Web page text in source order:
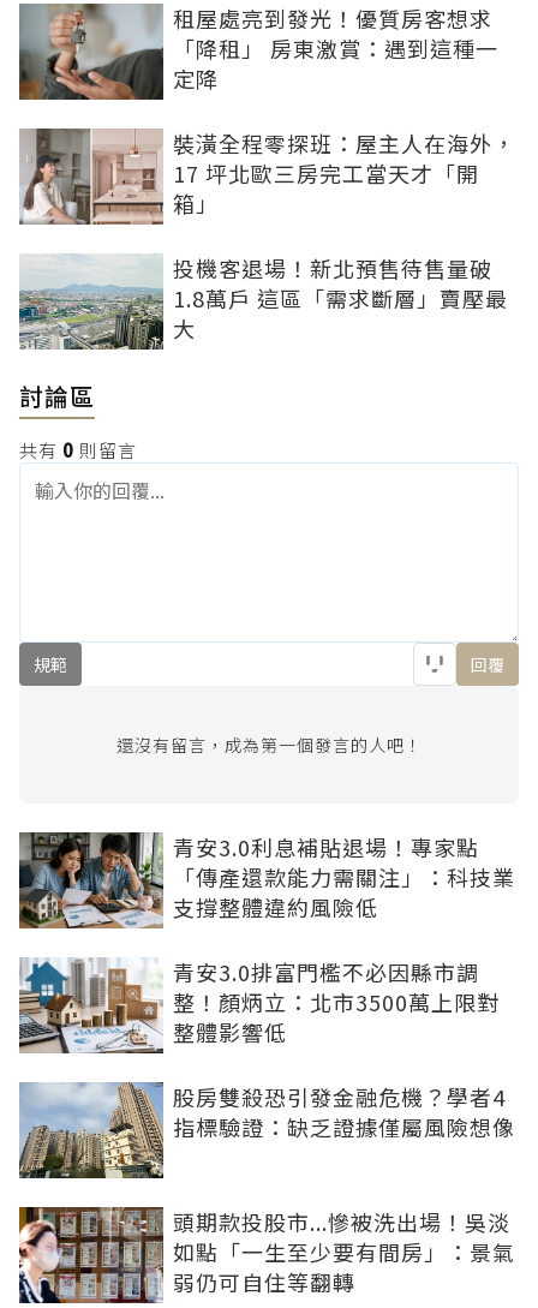
租屋處亮到發光！優質房客想求
「降租」 房東激賞：遇到這種一
定降
裝潢全程零探班：屋主人在海外，
17 坪北歐三房完工當天才「開
箱」
投機客退場！新北預售待售量破
1.8萬戶 這區「需求斷層」賣壓最
大
討論區
共有 0 則留言
規範 回覆
還沒有留言，成為第一個發言的人吧！
青安3.0利息補貼退場！專家點
「傳產還款能力需關注」：科技業
支撐整體違約風險低
青安3.0排富門檻不必因縣市調
整！顏炳立：北市3500萬上限對
整體影響低
股房雙殺恐引發金融危機？學者4
指標驗證：缺乏證據僅屬風險想像
頭期款投股市...慘被洗出場！吳淡
如點「一生至少要有間房」：景氣
弱仍可自住等翻轉